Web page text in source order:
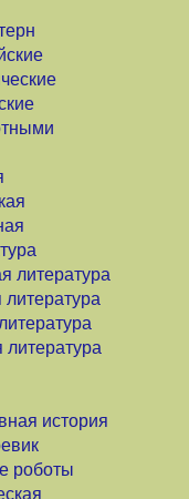
литература
история
роботы